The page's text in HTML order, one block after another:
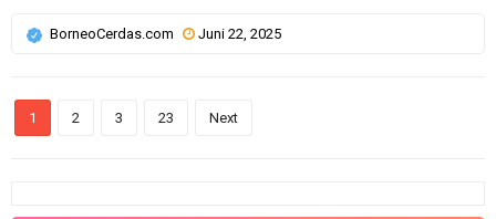
BorneoCerdas.com Juni 22, 2025
1 2 3 23 Next